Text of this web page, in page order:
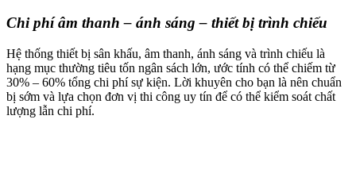
Chi phí âm thanh – ánh sáng – thiết bị trình chiếu
Hệ thống thiết bị sân khấu, âm thanh, ánh sáng và trình chiếu là
hạng mục thường tiêu tốn ngân sách lớn, ước tính có thể chiếm từ
30% – 60% tổng chi phí sự kiện. Lời khuyên cho bạn là nên chuẩn
bị sớm và lựa chọn đơn vị thi công uy tín để có thể kiểm soát chất
lượng lẫn chi phí.